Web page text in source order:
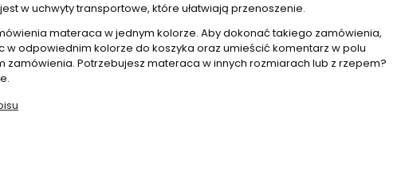
w uchwyty transportowe, które ułatwiają przenoszenie.
materaca w jednym kolorze. Aby dokonać takiego zamówienia,
w odpowiednim kolorze do koszyka oraz umieścić komentarz w polu
zamówienia. Potrzebujesz materaca w innych rozmiarach lub z rzepem?